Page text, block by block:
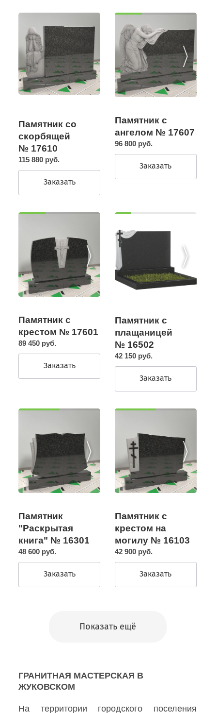
Памятник со
скорбящей
№ 17610
115 880 руб.
Заказать
Памятник с
ангелом № 17607
96 800 руб.
Заказать
Памятник с
крестом № 17601
89 450 руб.
Заказать
Памятник с
плащаницей
№ 16502
42 150 руб.
Заказать
Памятник
"Раскрытая
книга" № 16301
48 600 руб.
Заказать
Памятник с
крестом на
могилу № 16103
42 900 руб.
Заказать
Показать ещё
ГРАНИТНАЯ МАСТЕРСКАЯ В
ЖУКОВСКОМ
На территории городского поселения